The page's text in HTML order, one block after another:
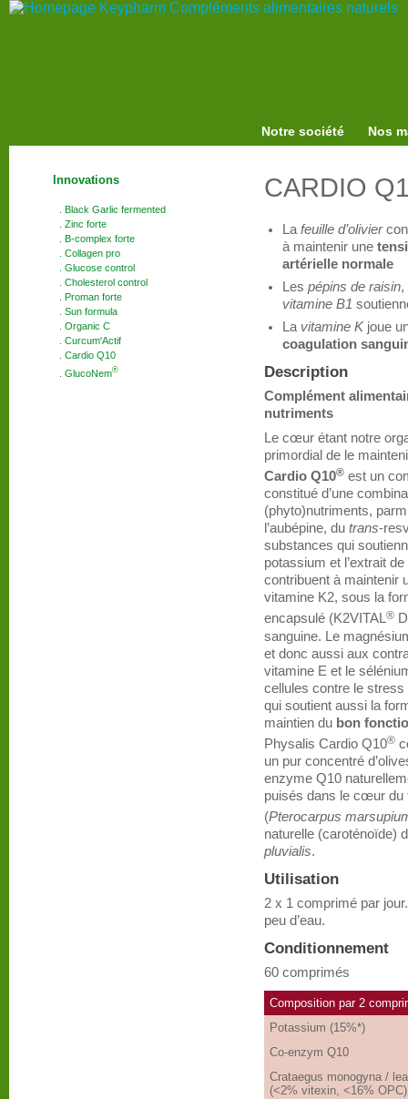
Notre société Nos
Innovations
. Black Garlic fermented
. Zinc forte
. B-complex forte
. Collagen pro
. Glucose control
. Cholesterol control
. Proman forte
. Sun formula
. Organic C
. Curcum'Actif
. Cardio Q10
. GlucoNem®
CARDIO
La feuille d’olivier
à maintenir une
artérielle normale
Les pépins de raisin,
vitamine B1
La vitamine K joue
coagulation
Description
Complément
nutriments
Le cœur étant notre
primordial de le
Cardio Q10® est un
constitué d’une
(phyto)nutriments,
l’aubépine, du trans-
substances qui
potassium et l’extrait
contribuent à maintenir
vitamine K2, sous la
encapsulé (K2VITAL®
sanguine. Le
et donc aussi aux
vitamine E et le
cellules contre le
qui soutient aussi la
maintien du bon
Physalis Cardio Q10®
un pur concentré
enzyme Q10
puisés dans le cœur du
(Pterocarpus
naturelle (caroténoïde)
pluvialis.
Utilisation
2 x 1 comprimé par
peu d’eau.
Conditionnement
60 comprimés
Composition par 2
Potassium (15%*)
Co-enzym Q10
Crataegus monogyna /
(<2% vitexin, <16% OPC)